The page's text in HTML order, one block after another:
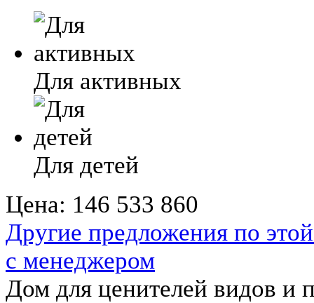
Для активных
Для детей
Цена: 146 533 860
Другие предложения по
с менеджером
Дом для ценителей видов и